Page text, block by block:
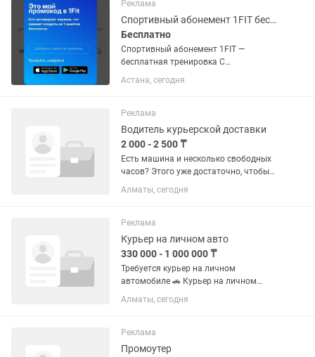
Астане, Шымкенте,...
Реклама
Спортивный абонемент 1FIT бесплатная тренировка
Бесплатно
Спортивный абонемент 1FIT —
бесплатная тренировка С
абонементом 1FIT вы можете
посещать спортивные залы по всему
промокоду предоставляется 1
бесплатная...
Астана, сегодня
Реклама
Водитель курьерской доставки
2 000 - 2 500 ₸
Есть машина и несколько свободных
часов? Этого уже достаточно, чтобы
зарабатывать в своём ритме – без
расписания, без начальника и без
водителей к Яндекс Еде. Берешь...
Алматы, сегодня
Реклама
Курьер на личном авто
330 000 - 1 000 000 ₸
Требуется курьер на личном
автомобиле 🚗 Курьер на личном
автомобиле Мы предлагаем: • Гибкую
систему дохода с выплатой за каждый
компенсацию ГСМ • График работы...
Алматы, сегодня
Реклама
Промоутер